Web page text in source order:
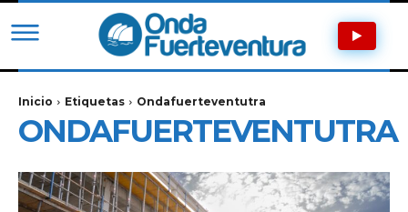
Inicio Etiquetas Ondafuerteventutra
ONDAFUERTEVENTUTRA